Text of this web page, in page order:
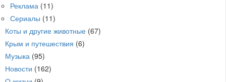
Реклама (11)
Сериалы (11)
Коты и другие животные (67)
Крым и путешествия (6)
Музыка (95)
Новости (162)